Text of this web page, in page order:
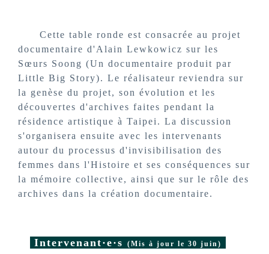
Cette table ronde est consacrée au projet
documentaire d'Alain Lewkowicz sur les
Sœurs Soong (Un documentaire produit par
Little Big Story). Le réalisateur reviendra sur
la genèse du projet, son évolution et les
découvertes d'archives faites pendant la
résidence artistique à Taipei. La discussion
s'organisera ensuite avec les intervenants
autour du processus d'invisibilisation des
femmes dans l'Histoire et ses conséquences sur
la mémoire collective, ainsi que sur le rôle des
archives dans la création documentaire.
Intervenant·e·s (Mis à jour le 30 juin)